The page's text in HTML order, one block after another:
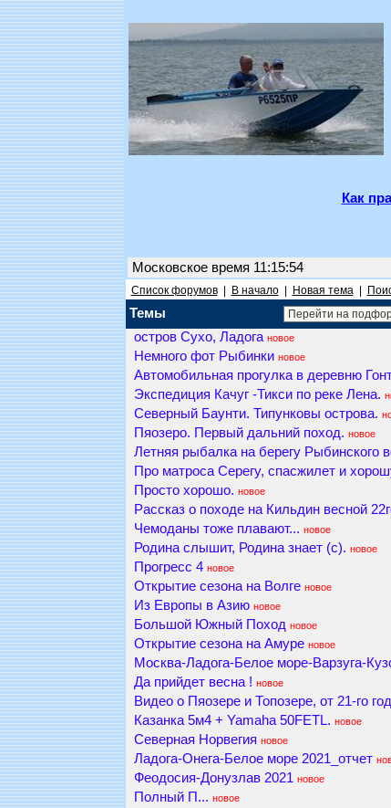
Как
Московское время 11:15:54
Список форумов| В начало| Новая тема|
Темы
остров Сухо, Ладога новое
Немного фот Рыбинки новое
Автомобильная прогулка в деревню
Экспедиция Качуг -Тикси по реке Лена.
Северный Баунти. Типунковы острова.
Пяозеро. Первый дальний поход. новое
Летняя рыбалка на берегу Рыбинского
Про матроса Серегу, спасжилет и
Просто хорошо. новое
Рассказ о походе на Кильдин весной
Чемоданы тоже плавают... новое
Родина слышит, Родина знает (с). новое
Прогресс 4 новое
Открытие сезона на Волге новое
Из Европы в Азию новое
Большой Южный Поход новое
Открытие сезона на Амуре новое
Москва-Ладога-Белое море-Варзуга-
Да прийдет весна ! новое
Видео о Пяозере и Топозере, от 21-го
Казанка 5м4 + Yamaha 50FETL. новое
Северная Норвегия новое
Ладога-Онега-Белое море 2021_отчет
Феодосия-Донузлав 2021 новое
Полный П... новое